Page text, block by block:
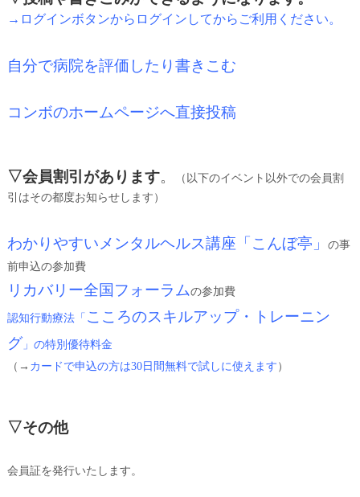
→ログインボタンからログインしてからご利用ください。
自分で病院を評価したり書きこむ
コンボのホームページへ直接投稿
▽会員割引があります。
（以下のイベント以外での会員割
引はその都度お知らせします）
わかりやすいメンタルヘルス講座「こんぼ亭」
の事
前申込の参加費
リカバリー全国フォーラムの参加費
認知行動療法「 こころのスキルアップ・トレーニン
グ 」の特別優待料金
（→ カードで申込の方は30日間無料で試しに使えます ）
▽その他
会員証を発行いたします。